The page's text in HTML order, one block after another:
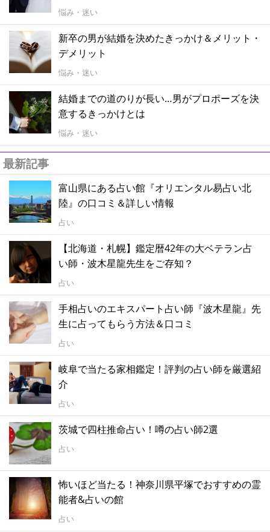
悩み・迷い
新卒の男が結婚を決めたきっかけ＆メリット・
デメリット
悩み・迷い
結婚までの道のりが長い…男がプロポーズを決
意するきっかけとは
悩み・迷い
最新記事
富山県にある占い館『オリエンタル易占い北
陸』の口コミ＆詳しい情報
占い
【北海道・札幌】鑑定暦42年の大ベテラン占
い師・波木星龍先生をご存知？
占い
手相占いのエキスパート占い師『波木星龍』先
生に占ってもらう方法＆口コミ
占い
岐阜で当たる家相鑑定！評判の占い師を厳選紹
介
占い
茨城で四柱推命占い！噂の占い師2選
占い
怖いほど当たる！神奈川県平塚でおすすめの霊
能者&占いの館
占い